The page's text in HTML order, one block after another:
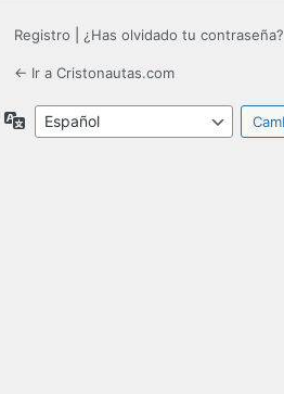
Registro ¿Has olvidado tu contraseña?
← Ir a Cristonautas.com
Idioma